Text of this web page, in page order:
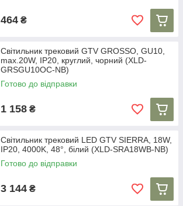
464 ₴
Світильник трековий GTV GROSSO, GU10,
max.20W, IP20, круглий, чорний (XLD-
GRSGU10OC-NB)
Готово до відправки
1 158 ₴
Світильник трековий LED GTV SIERRA, 18W,
IP20, 4000K, 48°, білий (XLD-SRA18WB-NB)
Готово до відправки
3 144 ₴